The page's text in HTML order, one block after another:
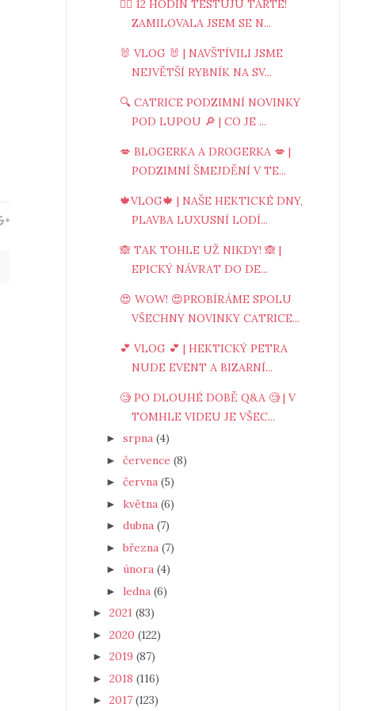
🤷‍♀️ 12 HODIN TESTUJU TARTE!
ZAMILOVALA JSEM SE N...
🐰 VLOG 🐰 | NAVŠTÍVILI JSME
NEJVĚTŠÍ RYBNÍK NA SV...
🔍 CATRICE PODZIMNÍ NOVINKY
POD LUPOU 🔎 | CO JE ...
💋 BLOGERKA A DROGERKA 💋 |
PODZIMNÍ ŠMEJDĚNÍ V TE...
🍁VLOG🍁 | NAŠE HEKTICKÉ DNY,
PLAVBA LUXUSNÍ LODÍ...
🙈 TAK TOHLE UŽ NIKDY! 🙈 |
EPICKÝ NÁVRAT DO DE...
😍 WOW! 😍PROBÍRÁME SPOLU
VŠECHNY NOVINKY CATRICE...
💕 VLOG 💕 | HEKTICKÝ PETRA
NUDE EVENT A BIZARNÍ...
🧐 PO DLOUHÉ DOBĚ Q&A 🧐 | V
TOMHLE VIDEU JE VŠEC...
► srpna (4)
► července (8)
► června (5)
► května (6)
► dubna (7)
► března (7)
► února (4)
► ledna (6)
► 2021 (83)
► 2020 (122)
► 2019 (87)
► 2018 (116)
► 2017 (123)